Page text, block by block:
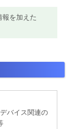
を加えた
バイス関連の